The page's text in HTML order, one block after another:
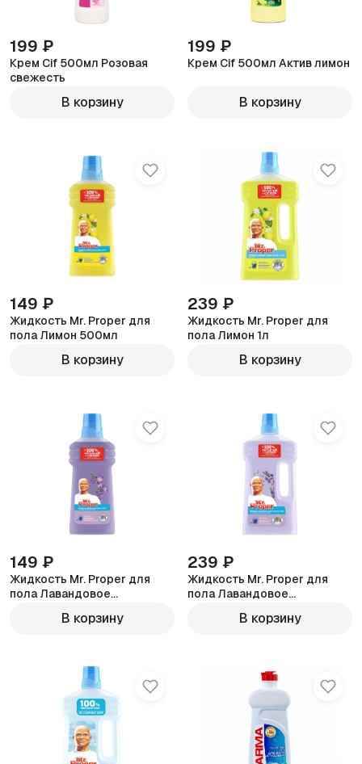
199 ₽
Крем Cif 500мл Розовая
свежесть
В корзину
199 ₽
Крем Cif 500мл Актив лимон
В корзину
149 ₽
Жидкость Mr. Proper для
пола Лимон 500мл
В корзину
239 ₽
Жидкость Mr. Proper для
пола Лимон 1л
В корзину
149 ₽
Жидкость Mr. Proper для
пола Лавандовое
В корзину
239 ₽
Жидкость Mr. Proper для
пола Лавандовое
В корзину